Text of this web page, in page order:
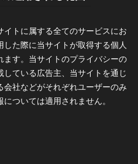
トに属する全てのサービスにお
た際に当サイトが取得する個人
す。当サイトのプライバシーの
ている広告主、当サイトを通じ
社などがそれぞれユーザーのみ
ついては適用されません。